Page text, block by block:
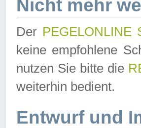
Nicht mehr
Der PEGELONLINE
keine empfohlene
nutzen Sie bitte die
weiterhin bedient.
Entwurf und